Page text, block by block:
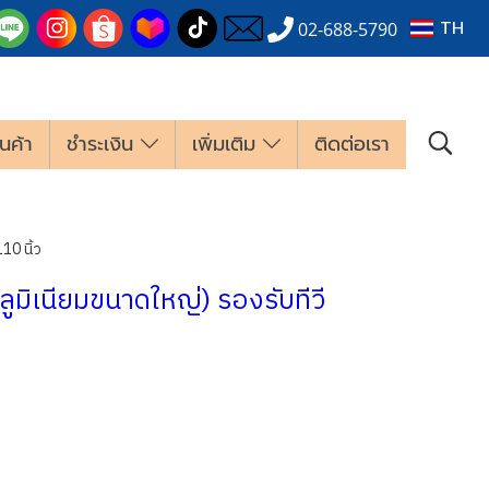
02-688-5790 TH
ค้า ชำระเงิน เพิ่มเติม ติดต่อเรา
นิ้ว
มิเนียมขนาดใหญ่) รองรับทีวี